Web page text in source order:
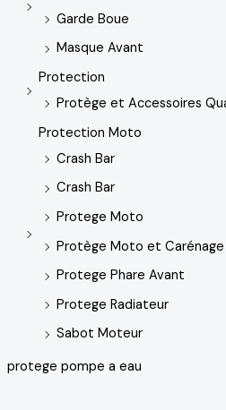
Garde Boue
Masque Avant
Protection
Protège et Accessoires
Protection Moto
Crash Bar
Crash Bar
Protege Moto
Protège Moto et Carénage
Protege Phare Avant
Protege Radiateur
Sabot Moteur
protege pompe a eau